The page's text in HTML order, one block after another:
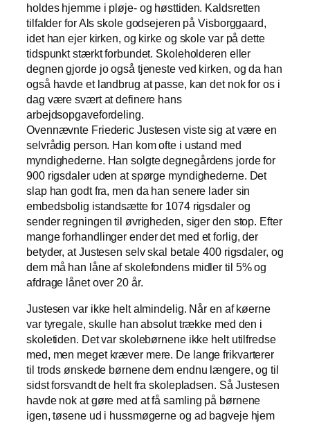
holdes hjemme i pløje- og høsttiden. Kaldsretten
tilfalder for Als skole godsejeren på Visborggaard,
idet han ejer kirken, og kirke og skole var på dette
tidspunkt stærkt forbundet. Skoleholderen eller
degnen gjorde jo også tjeneste ved kirken, og da han
også havde et landbrug at passe, kan det nok for os i
dag være svært at definere hans
arbejdsopgavefordeling.
Ovennævnte Friederic Justesen viste sig at være en
selvrådig person. Han kom ofte i ustand med
myndighederne. Han solgte degnegårdens jorde for
900 rigsdaler uden at spørge myndighederne. Det
slap han godt fra, men da han senere lader sin
embedsbolig istandsætte for 1074 rigsdaler og
sender regningen til øvrigheden, siger den stop. Efter
mange forhandlinger ender det med et forlig, der
betyder, at Justesen selv skal betale 400 rigsdaler, og
dem må han låne af skolefondens midler til 5% og
afdrage lånet over 20 år.
Justesen var ikke helt almindelig. Når en af køerne
var tyregale, skulle han absolut trække med den i
skoletiden. Det var skolebørnene ikke helt utilfredse
med, men meget kræver mere. De lange frikvarterer
til trods ønskede børnene dem endnu længere, og til
sidst forsvandt de helt fra skolepladsen. Så Justesen
havde nok at gøre med at få samling på børnene
igen, tøsene ud i hussmøgerne og ad bagveje hjem